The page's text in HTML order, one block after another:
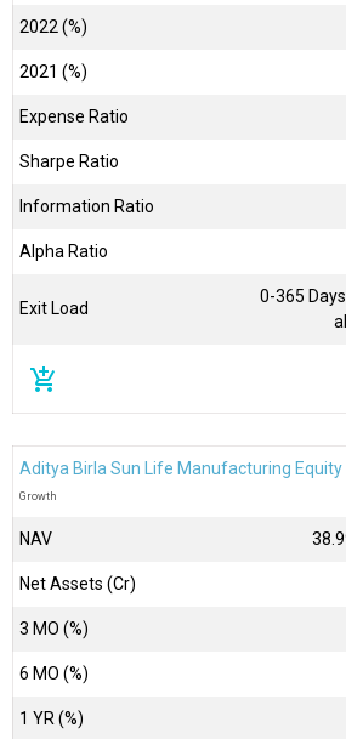
2022 (%)
2021 (%)
Expense Ratio
Sharpe Ratio
Information Ratio
Alpha Ratio
Exit Load
0-365
add_shopping_cart
Aditya Birla Sun Life Manufacturing Equity
Growth
NAV
Net Assets (Cr)
3 MO (%)
6 MO (%)
1 YR (%)